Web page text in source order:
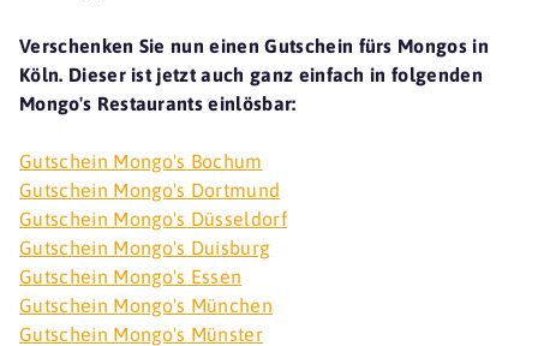
Verschenken Sie nun einen Gutschein fürs Mongos in
Köln. Dieser ist jetzt auch ganz einfach in folgenden
Mongo's Restaurants einlösbar:
Gutschein Mongo's Bochum
Gutschein Mongo's Dortmund
Gutschein Mongo's Düsseldorf
Gutschein Mongo's Duisburg
Gutschein Mongo's Essen
Gutschein Mongo's München
Gutschein Mongo's Münster